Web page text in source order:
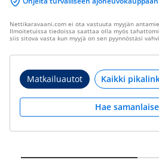
Nettikaravaani.com ei ota vastuuta myyjän
Ilmoitetuissa tiedoissa saattaa olla myös
siis sitova vasta kun myyjä on sen pyynnöstäsi
Matkailuautot
Hae